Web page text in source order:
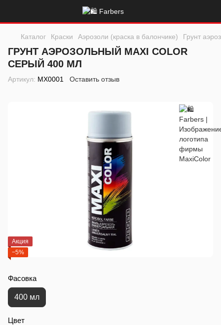
Каталог Краски Аэрозоли (краска в балончике) Грунт
ГРУНТ АЭРОЗОЛЬНЫЙ MAXI COLOR
СЕРЫЙ 400 МЛ
Артикул: MX0001 Оставить отзыв
Акция
−5%
Фасовка
400 мл
Цвет